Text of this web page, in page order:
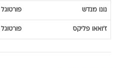
נונו מנדש פורטוגל
ז'ואאו פליקס פורטוגל